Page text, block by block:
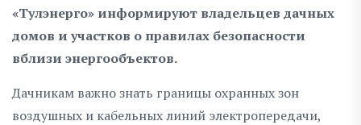
«Тулэнерго» информируют владельцев дачных
домов и участков о правилах безопасности
вблизи энергообъектов.
Дачникам важно знать границы охранных зон
воздушных и кабельных линий электропередачи,